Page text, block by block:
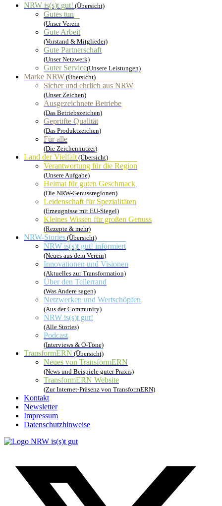
NRW is(s)t gut! (Übersicht)
Gutes tun
(Unser Verein
Gute Arbeit
(Vorstand & Mitglieder)
Gute Partnerschaft
(Unser Netzwerk)
Guter Service(Unsere Leistungen)
Marke NRW (Übersicht)
Sicher und ehrlich aus NRW
(Unser Zeichen)
Ausgezeichnete Betriebe
(Das Betriebszeichen)
Geprüfte Qualität
(Das Produktzeichen)
Für alle
(Die Zeichennutzer)
Land der Vielfalt(Übersicht)
Verantwortung für die Region
(Unsere Aufgabe)
Heimat für guten Geschmack
(Die NRW-Genussregionen)
Leidenschaft für Spezialitäten
(Erzeugnisse mit EU-Siegel)
Kleines Wissen für großen Genuss
(Rezepte & mehr)
NRW-Stories (Übersicht)
NRW is(s)t gut! informiert
(Neues aus dem Verein)
Innovationen und Visionen
(Aktuelles zur Transformation)
Über den Tellerrand
(Was Andere sagen)
Netzwerken und Wertschöpfen
(Aus der Community)
NRW is(s)t gut!
(Alle Stories)
Podcast
(Interviews & O-Töne)
TransformERN (Übersicht)
Neues von TransformERN
(News und Beispiele guter Praxis)
TransformERN Website
(Zur Internet-Präsenz von TransformERN)
Kontakt
Newsletter
Impressum
Datenschutzhinweise